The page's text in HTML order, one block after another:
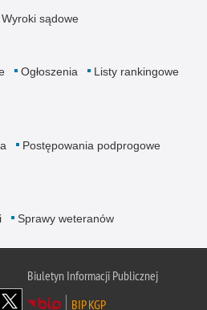
Wyroki sądowe
Ogłoszenia
Listy rankingowe
Postępowania podprogowe
Sprawy weteranów
Biuletyn Informacji Publicznej
BIP KGP